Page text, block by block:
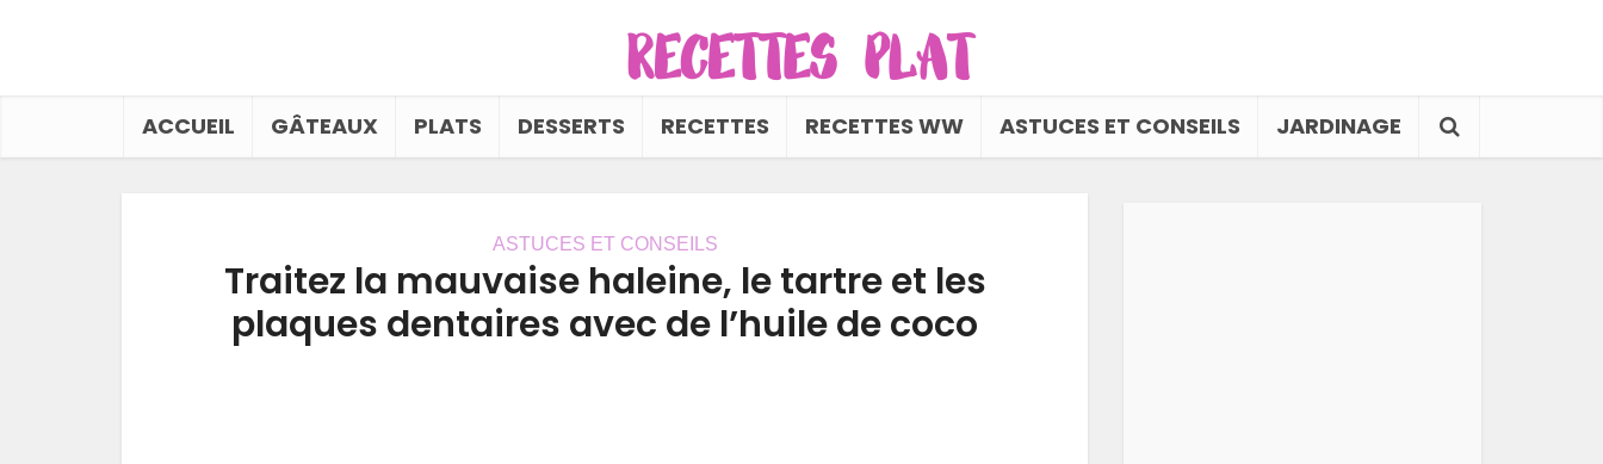
ACCUEIL GÂTEAUX PLATS DESSERTS RECETTES RECETTES WW ASTUCES ET CONSEILS JARDINAGE
ASTUCES ET CONSEILS
Traitez la mauvaise haleine, le tartre et les
plaques dentaires avec de l’huile de coco